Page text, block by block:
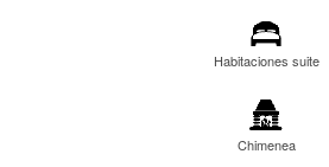
Habitaciones suite
Chimenea